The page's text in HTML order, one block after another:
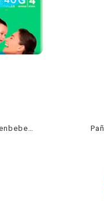
unisex 40